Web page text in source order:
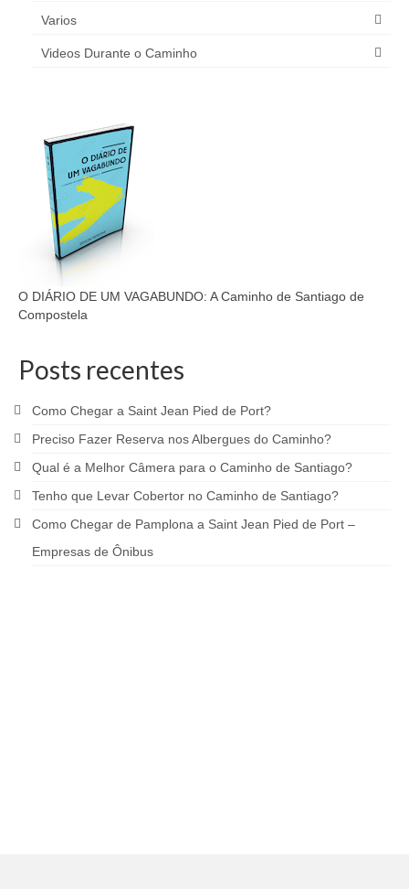
Varios
Videos Durante o Caminho
O DIÁRIO DE UM VAGABUNDO: A Caminho de Santiago de
Compostela
Posts recentes
Como Chegar a Saint Jean Pied de Port?
Preciso Fazer Reserva nos Albergues do Caminho?
Qual é a Melhor Câmera para o Caminho de Santiago?
Tenho que Levar Cobertor no Caminho de Santiago?
Como Chegar de Pamplona a Saint Jean Pied de Port –
Empresas de Ônibus